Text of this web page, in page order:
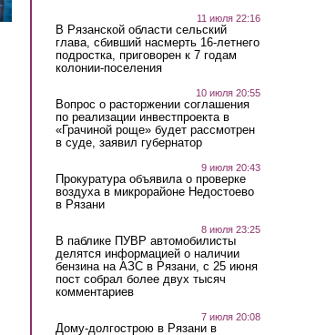
11 июля 22:16
В Рязанской области сельский
глава, сбивший насмерть 16-летнего
подростка, приговорен к 7 годам
колонии-поселения
10 июля 20:55
Вопрос о расторжении соглашения
по реализации инвестпроекта в
«Грачиной роще» будет рассмотрен
в суде, заявил губернатор
9 июля 20:43
Прокуратура объявила о проверке
воздуха в микрорайоне Недостоево
в Рязани
8 июля 23:25
В паблике ПУВР автомобилисты
делятся информацией о наличии
бензина на АЗС в Рязани, с 25 июня
пост собрал более двух тысяч
комментариев
7 июля 20:08
Дому-долгострою в Рязани в